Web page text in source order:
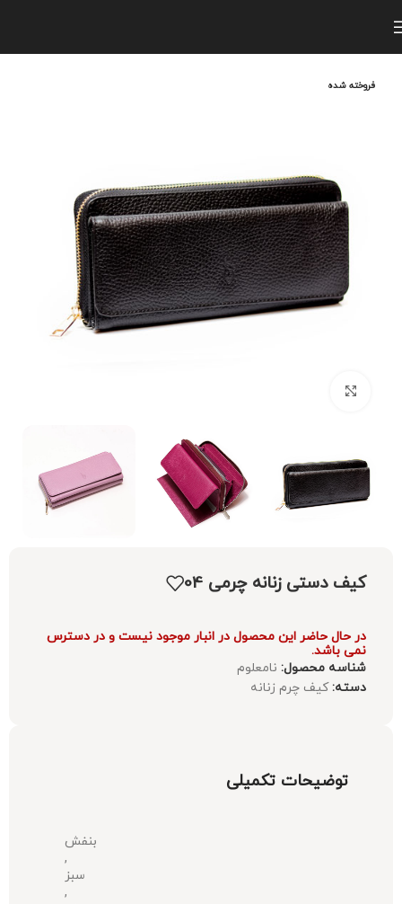
فروخته شده
کیف دستی زنانه چرمی 04
در حال حاضر این محصول در انبار موجود نیست و در دسترس
نمی باشد.
شناسه محصول: نامعلوم
دسته: کیف چرم زنانه
توضیحات تکمیلی
بنفش
,
سبز
,